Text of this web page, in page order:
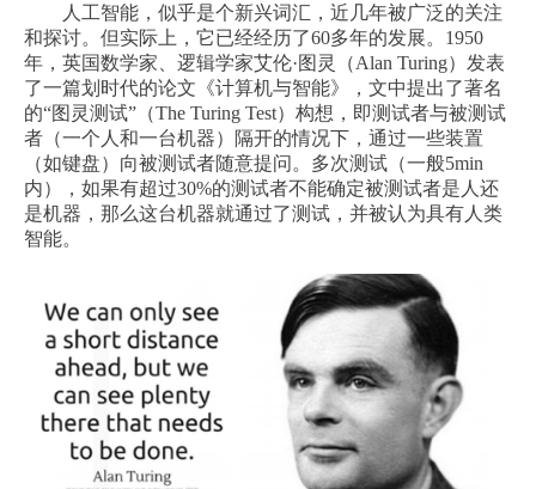
人工智能，似乎是个新兴词汇，近几年被广泛的关注
和探讨。但实际上，它已经经历了60多年的发展。1950
年，英国数学家、逻辑学家艾伦·图灵（Alan Turing）发表
了一篇划时代的论文《计算机与智能》，文中提出了著名
的“图灵测试”（The Turing Test）构想，即测试者与被测试
者（一个人和一台机器）隔开的情况下，通过一些装置
（如键盘）向被测试者随意提问。多次测试（一般5min
内），如果有超过30%的测试者不能确定被测试者是人还
是机器，那么这台机器就通过了测试，并被认为具有人类
智能。